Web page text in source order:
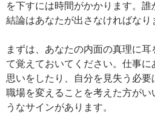
を下すには時間がかかります。誰
結論はあなたが出さなければなり
まずは、あなたの内面の真理に
て覚えておいてください。仕事
思いをしたり、自分を見失う必要
職場を変えることを考えた方がい
うなサインがあります。